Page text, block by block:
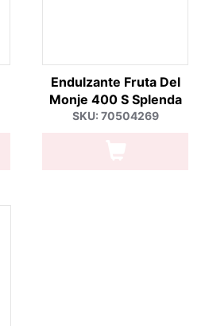
Endulzante Fruta Del
Monje 400 S Splenda
SKU: 70504269